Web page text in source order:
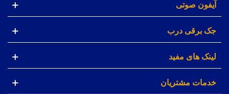
آیفون صوتی
جک برقی درب
لینک های مفید
خدمات مشتریان